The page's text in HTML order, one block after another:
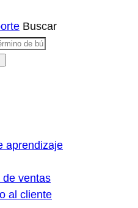
Buscar
aprendizaje
de ventas
al cliente